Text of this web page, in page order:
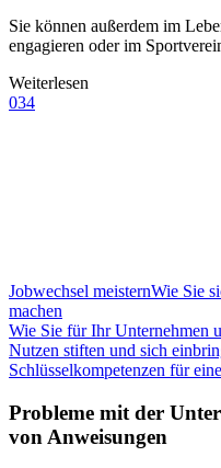
Sie können außerdem im
engagieren oder im
Weiterlesen
034
Jobwechsel meisternWie Sie
machen
Wie Sie für Ihr Unternehmen
Nutzen stiften und sich
Schlüsselkompetenzen für
Probleme mit der
von Anweisungen